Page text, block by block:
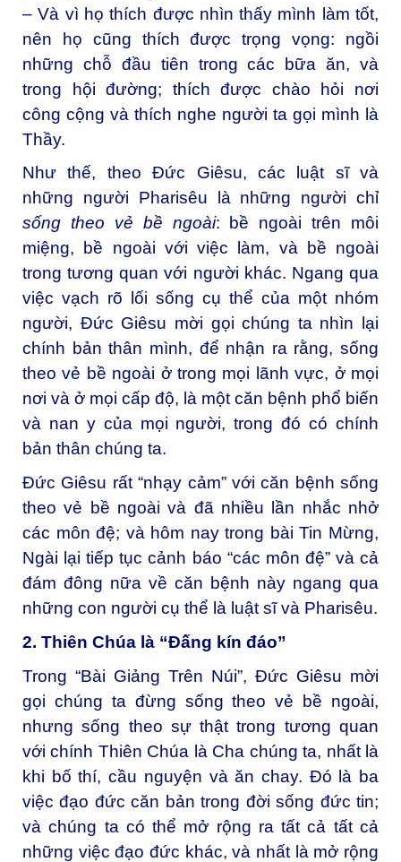
– Và vì họ thích được nhìn thấy mình làm tốt,
nên họ cũng thích được trọng vọng: ngồi
những chỗ đầu tiên trong các bữa ăn, và
trong hội đường; thích được chào hỏi nơi
công cộng và thích nghe người ta gọi mình là
Thầy.
Như thế, theo Đức Giêsu, các luật sĩ và
những người Pharisêu là những người chỉ
sống theo vẻ bề ngoài: bề ngoài trên môi
miệng, bề ngoài với việc làm, và bề ngoài
trong tương quan với người khác. Ngang qua
việc vạch rõ lối sống cụ thể của một nhóm
người, Đức Giêsu mời gọi chúng ta nhìn lại
chính bản thân mình, để nhận ra rằng, sống
theo vẻ bề ngoài ở trong mọi lãnh vực, ở mọi
nơi và ở mọi cấp độ, là một căn bệnh phổ biến
và nan y của mọi người, trong đó có chính
bản thân chúng ta.
Đức Giêsu rất “nhạy cảm” với căn bệnh sống
theo vẻ bề ngoài và đã nhiều lần nhắc nhở
các môn đệ; và hôm nay trong bài Tin Mừng,
Ngài lại tiếp tục cảnh báo “các môn đệ” và cả
đám đông nữa về căn bệnh này ngang qua
những con người cụ thể là luật sĩ và Pharisêu.
2. Thiên Chúa là “Đấng kín đáo”
Trong “Bài Giảng Trên Núi”, Đức Giêsu mời
gọi chúng ta đừng sống theo vẻ bề ngoài,
nhưng sống theo sự thật trong tương quan
với chính Thiên Chúa là Cha chúng ta, nhất là
khi bố thí, cầu nguyện và ăn chay. Đó là ba
việc đạo đức căn bản trong đời sống đức tin;
và chúng ta có thể mở rộng ra tất cả tất cả
những việc đạo đức khác, và nhất là mở rộng